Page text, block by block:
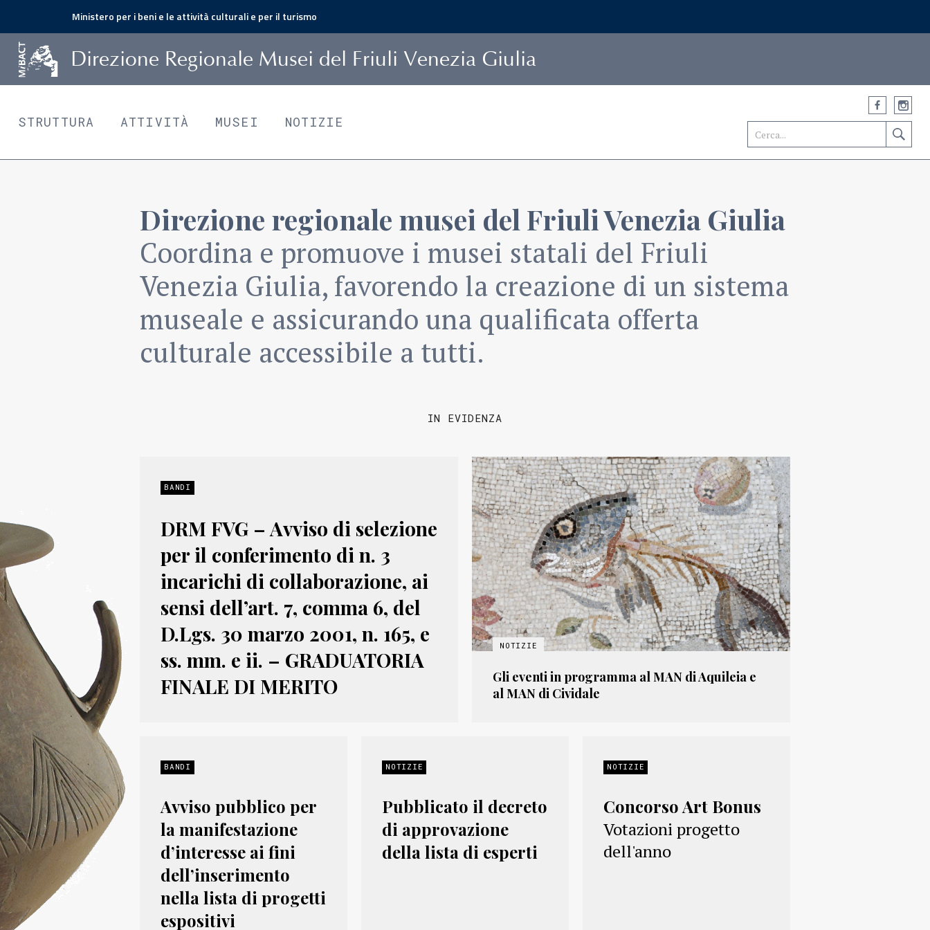
Ministero per i beni e le attività culturali e per il turismo
Direzione Regionale Musei del Friuli Venezia Giulia
STRUTTURA ATTIVITÀ MUSEI NOTIZIE
Direzione regionale musei del Friuli Venezia Giulia
Coordina e promuove i musei statali del Friuli
Venezia Giulia, favorendo la creazione di un sistema
museale e assicurando una qualificata offerta
culturale accessibile a tutti.
IN EVIDENZA
BANDI
DRM FVG – Avviso di selezione
per il conferimento di n. 3
incarichi di collaborazione, ai
sensi dell’art. 7, comma 6, del
D.Lgs. 30 marzo 2001, n. 165, e
ss. mm. e ii. – GRADUATORIA
FINALE DI MERITO
Gli eventi in programma al MAN di Aquileia e
al MAN di Cividale
BANDI
Avviso pubblico per
la manifestazione
d’interesse ai fini
dell’inserimento
nella lista di progetti
espositivi
NOTIZIE
Pubblicato il decreto
di approvazione
della lista di esperti
NOTIZIE
Concorso Art Bonus
Votazioni progetto
dell'anno